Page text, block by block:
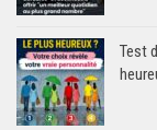
Test